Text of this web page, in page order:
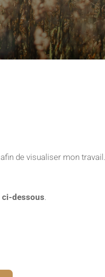
de visualiser mon travail.
dessous.